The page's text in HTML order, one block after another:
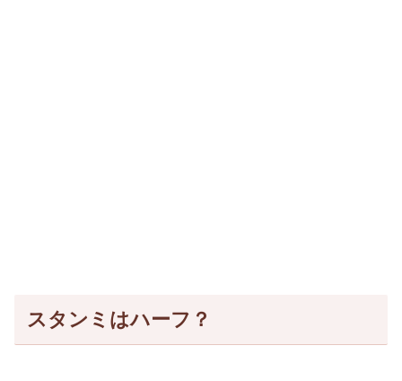
スタンミはハーフ？